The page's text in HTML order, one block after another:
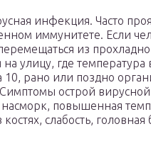
инфекция. Часто
иммунитете. Если
из
улицу, где
10, рано или поздно
острой вирусной
повышенная
костях, слабость, головная